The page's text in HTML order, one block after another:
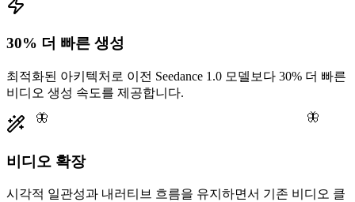
🦋 🦋
30% 더 빠른 생성
최적화된 아키텍처로 이전 Seedance 1.0 모델보다 30% 더 빠른
비디오 생성 속도를 제공합니다.
비디오 확장
시각적 일관성과 내러티브 흐름을 유지하면서 기존 비디오 클